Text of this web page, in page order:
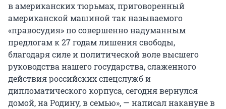
в американских тюрьмах, приговоренный
американской машиной так называемого
«правосудия» по совершенно надуманным
предлогам к 27 годам лишения свободы,
благодаря силе и политической воле высшего
руководства нашего государства, слаженного
действия российских спецслужб и
дипломатического корпуса, сегодня вернулся
домой, на Родину, в семью», — написал накануне в